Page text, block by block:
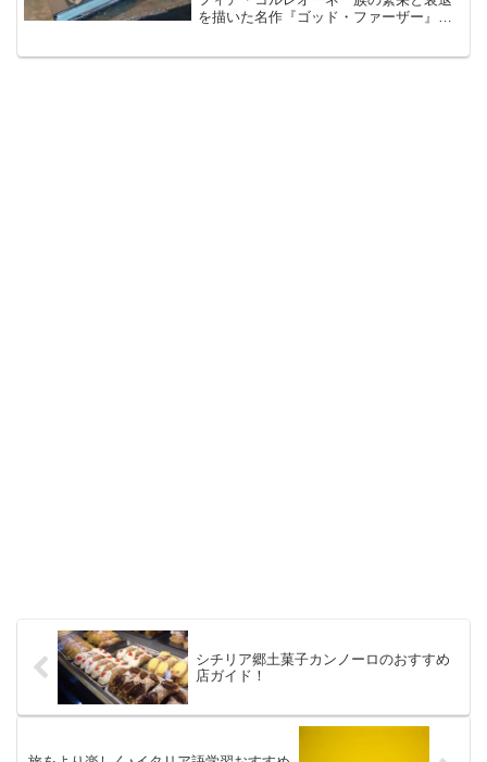
を描いた名作『ゴッド・ファーザー』シ
シチリア郷土菓子カンノーロのおすすめ
店ガイド！